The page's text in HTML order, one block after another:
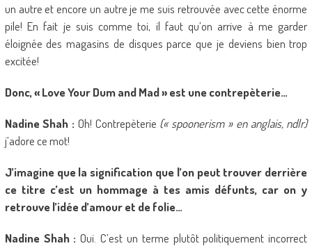
un autre et encore un autre je me suis retrouvée avec cette énorme
pile! En fait je suis comme toi, il faut qu’on arrive à me garder
éloignée des magasins de disques parce que je deviens bien trop
excitée!
Donc, « Love Your Dum and Mad » est une contrepèterie…
Nadine Shah : Oh! Contrepèterie (« spoonerism » en anglais, ndlr)
j’adore ce mot!
J’imagine que la signification que l’on peut trouver derrière
ce titre c’est un hommage à tes amis défunts, car on y
retrouve l’idée d’amour et de folie…
Nadine Shah : Oui. C’est un terme plutôt politiquement incorrect